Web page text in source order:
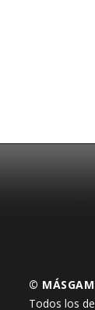
©
Todos los